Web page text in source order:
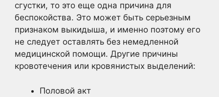
сгустки, то это еще одна причина для
беспокойства. Это может быть серьезным
признаком выкидыша, и именно поэтому его
не следует оставлять без немедленной
медицинской помощи. Другие причины
кровотечения или кровянистых выделений:
Половой акт